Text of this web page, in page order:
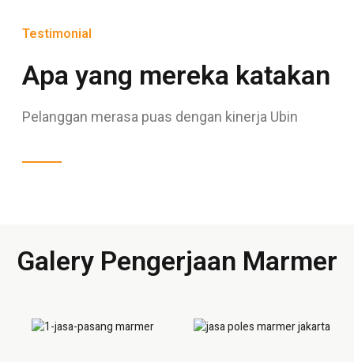
Testimonial
Apa yang mereka katakan
Pelanggan merasa puas dengan kinerja Ubin
Galery Pengerjaan Marmer